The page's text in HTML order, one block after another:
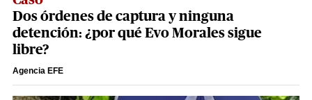
Dos órdenes de captura y ninguna
detención: ¿por qué Evo Morales sigue
libre?
Agencia EFE